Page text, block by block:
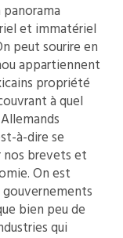
et immatériel
peut sourire en
appartiennent
propriété
à quel
à-dire se
nos brevets et
On est
bien peu de
qui